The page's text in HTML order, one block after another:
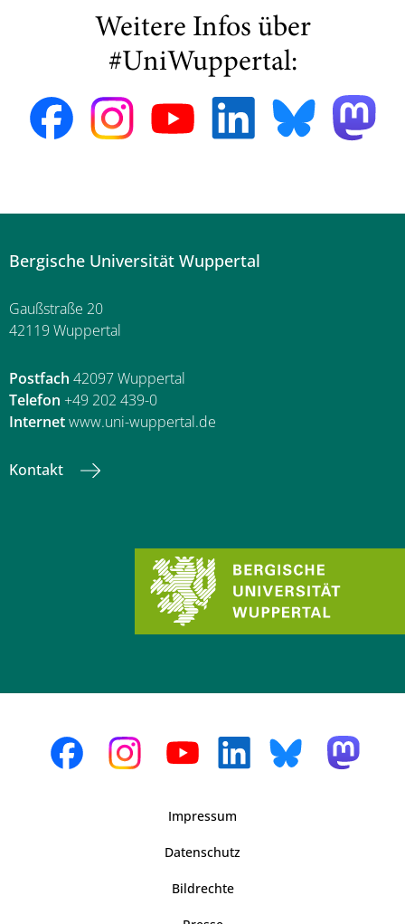
Weitere Infos über
#UniWuppertal:
Bergische Universität Wuppertal
Gaußstraße 20
42119 Wuppertal
Postfach 42097 Wuppertal
Telefon +49 202 439-0
Internetwww.uni-wuppertal.de
Kontakt
Impressum
Datenschutz
Bildrechte